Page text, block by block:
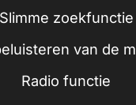
Slimme zoekfunctie
van de
Radio functie